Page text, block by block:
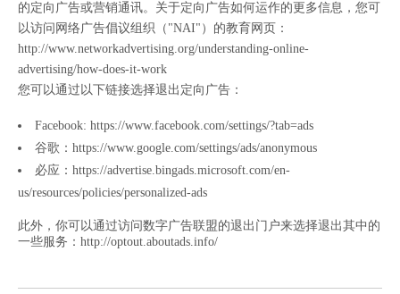
的定向广告或营销通讯。关于定向广告如何运作的更多信息，您可
以访问网络广告倡议组织（"NAI"）的教育网页：
http://www.networkadvertising.org/understanding-online-
advertising/how-does-it-work
您可以通过以下链接选择退出定向广告：
Facebook: https://www.facebook.com/settings/?tab=ads
谷歌： https://www.google.com/settings/ads/anonymous
必应： https://advertise.bingads.microsoft.com/en-
us/resources/policies/personalized-ads
此外，你可以通过访问数字广告联盟的退出门户来选择退出其中的
一些服务： http://optout.aboutads.info/